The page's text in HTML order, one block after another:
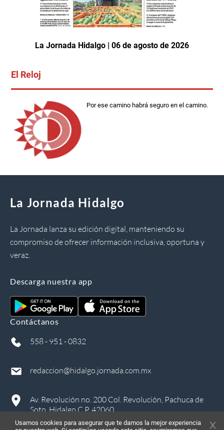
La Jornada Hidalgo | 06 de agosto de 2026
El Reloj
Por ese camino habrá seguro en el camino.
La Jornada Hidalgo
La Jornada lanza su edición digital, manteniendo su
compromiso de ofrecer información inclusiva, oportuna y
veraz.
Descarga nuestra app
Contáctanos
558 - 951 - 0832
redaccion@hidalgo.jornada.com.mx
Av. Revolución no. 200 Col. Revolución, Pachuca de
Soto, Hidalgo C.P. 42060
Usamos cookies para asegurar que te damos la mejor experiencia